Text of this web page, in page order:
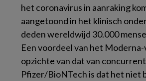
het coronavirus in aanraking
aangetoond in het klinisch
deden wereldwijd 30.000
Een voordeel van het
opzichte van dat van concurrent
Pfizer/BioNTech is dat het niet